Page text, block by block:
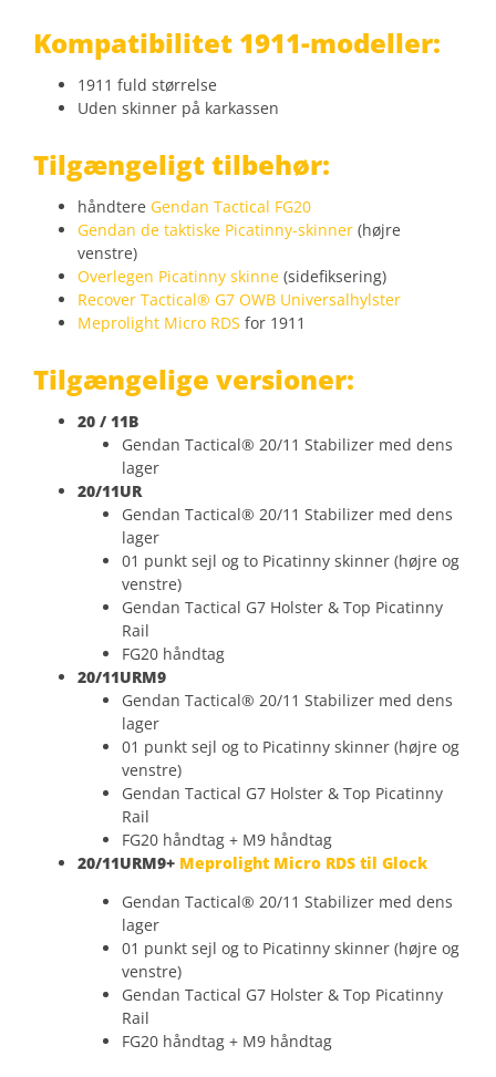
Kompatibilitet 1911-modeller:
1911 fuld størrelse
Uden skinner på karkassen
Tilgængeligt tilbehør:
håndtere Gendan Tactical FG20
Gendan de taktiske Picatinny-skinner (højre
venstre)
Overlegen Picatinny skinne (sidefiksering)
Recover Tactical® G7 OWB Universalhylster
Meprolight Micro RDS for 1911
Tilgængelige versioner:
20 / 11B
Gendan Tactical® 20/11 Stabilizer med dens
lager
20/11UR
Gendan Tactical® 20/11 Stabilizer med dens
lager
01 punkt sejl og to Picatinny skinner (højre og
venstre)
Gendan Tactical G7 Holster & Top Picatinny
Rail
FG20 håndtag
20/11URM9
Gendan Tactical® 20/11 Stabilizer med dens
lager
01 punkt sejl og to Picatinny skinner (højre og
venstre)
Gendan Tactical G7 Holster & Top Picatinny
Rail
FG20 håndtag + M9 håndtag
20/11URM9+ Meprolight Micro RDS til Glock
Gendan Tactical® 20/11 Stabilizer med dens
lager
01 punkt sejl og to Picatinny skinner (højre og
venstre)
Gendan Tactical G7 Holster & Top Picatinny
Rail
FG20 håndtag + M9 håndtag